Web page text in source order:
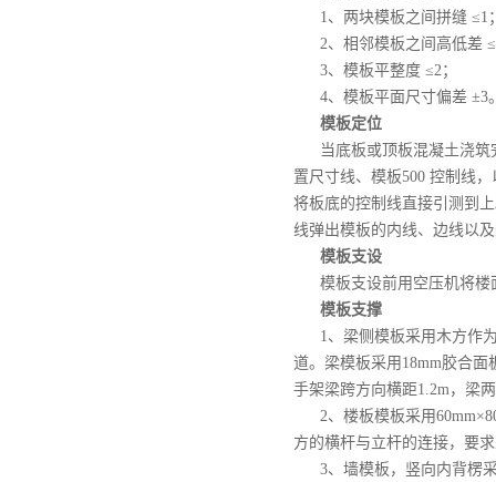
1、两块模板之间拼缝 ≤1
2、相邻模板之间高低差
3、模板平整度 ≤2；
4、模板平面尺寸偏差 ±3
模板定位
当底板或顶板混凝土浇
置尺寸线、模板500 控制线
将板底的控制线直接引测到
线弹出模板的内线、边线以
模板支设
模板支设前用空压机将
模板支撑
1、梁侧模板采用木方作
道。梁模板采用18mm胶合面
手架梁跨方向横距1.2m，梁
2、楼板模板采用
方的横杆与立杆的连接，要
3、墙模板，竖向内背楞